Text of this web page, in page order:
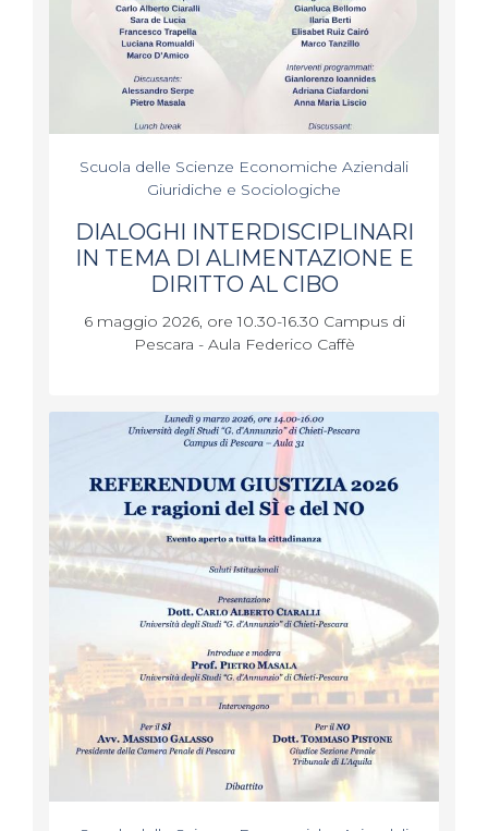
Scuola delle Scienze Economiche Aziendali
Giuridiche e Sociologiche
DIALOGHI INTERDISCIPLINARI
IN TEMA DI ALIMENTAZIONE E
DIRITTO AL CIBO
6 maggio 2026, ore 10.30-16.30 Campus di
Pescara - Aula Federico Caffè